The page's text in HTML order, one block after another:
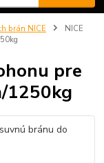
brán NICE
NICE
pre
1250kg